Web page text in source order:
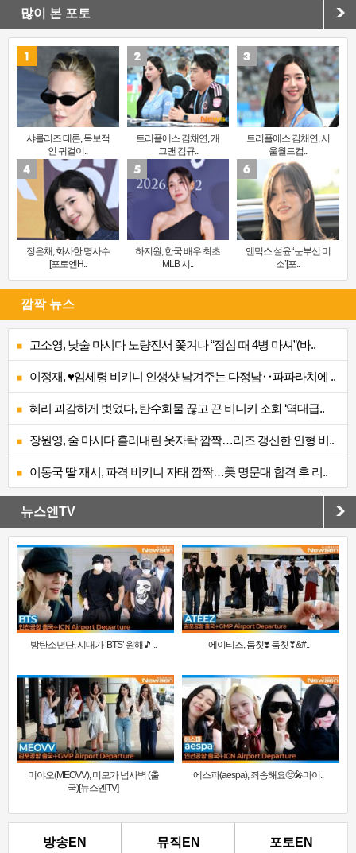
많이 본 포토
샤를리즈 테론, 독보적
인 귀걸이..
트리플에스 김채연, 개
그맨 김규..
트리플에스 김채연, 서
울월드컵..
정은채, 화사한 명사수
[포토엔H..
하지원, 한국 배우 최초
MLB 시..
엔믹스 설윤 ‘눈부신 미
소’[포..
깜짝 뉴스
고소영, 낮술 마시다 노량진서 쫓겨나 “점심 때 4병 마셔”(바..
이정재, ♥임세령 비키니 인생샷 남겨주는 다정남‥파파라치에 ..
혜리 과감하게 벗었다, 탄수화물 끊고 끈 비니키 소화 ‘역대급..
장원영, 술 마시다 흘러내린 옷자락 깜짝…리즈 갱신한 인형 비..
이동국 딸 재시, 파격 비키니 자태 깜짝…美 명문대 합격 후 리..
뉴스엔TV
방탄소년단, 시대가 ‘BTS’ 원해🎵 .. 에이티즈, 둠칫❣️ 둠칫❣&#..
미야오(MEOVV), 미모가 넘사벽 (출
국)[뉴스엔TV]
에스파(aespa), 죄송해요🥺🎤마이..
방송EN 뮤직EN 포토EN